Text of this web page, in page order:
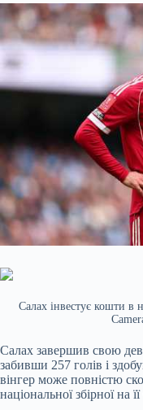
Салах інвестує кошти в
Салах завершив свою
забивши 257 голів і
вінгер може повністю
національної збірної на